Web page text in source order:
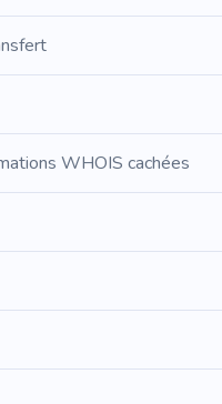
WHOIS cachées